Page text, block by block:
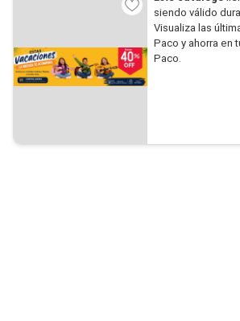
siendo válido
Visualiza las
Paco y ahorra en
Paco.